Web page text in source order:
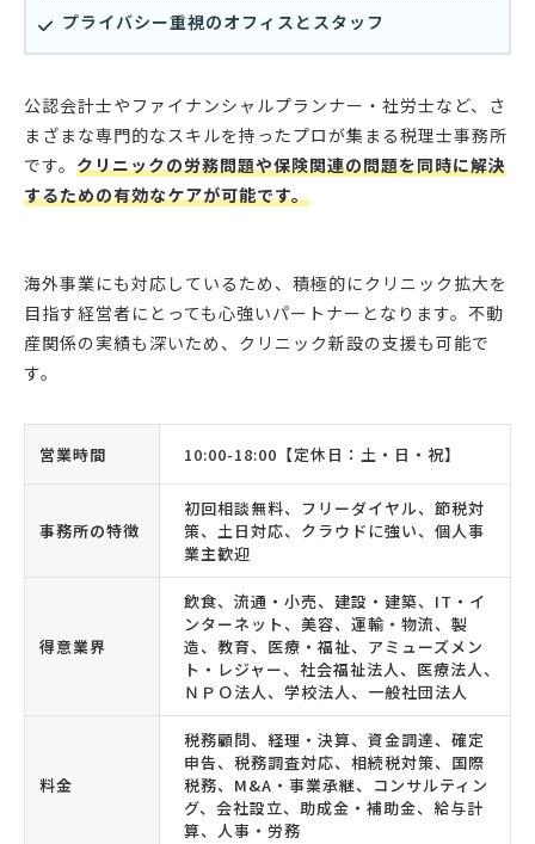
プライバシー重視のオフィスとスタッフ
公認会計士やファイナンシャルプランナー・社労士など、さ
まざまな専門的なスキルを持ったプロが集まる税理士事務所
です。 クリニックの労務問題や保険関連の問題を同時に解決
するための有効なケアが可能です。
海外事業にも対応しているため、積極的にクリニック拡大を
目指す経営者にとっても心強いパートナーとなります。不動
産関係の実績も深いため、クリニック新設の支援も可能で
す。
営業時間 10:00-18:00【定休日：土・日・祝】
事務所の特徴
初回相談無料、フリーダイヤル、節税対
策、土日対応、クラウドに強い、個人事
業主歓迎
得意業界
飲食、流通・小売、建設・建築、IT・イ
ンターネット、美容、運輸・物流、製
造、教育、医療・福祉、アミューズメン
ト・レジャー、社会福祉法人、医療法人、
ＮＰＯ法人、学校法人、一般社団法人
料金
税務顧問、経理・決算、資金調達、確定
申告、税務調査対応、相続税対策、国際
税務、M&A・事業承継、コンサルティン
グ、会社設立、助成金・補助金、給与計
算、人事・労務